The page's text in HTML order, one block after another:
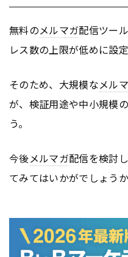
無料のメルマガ配信ツー
レス数の上限が低めに設
そのため、大規模なメル
が、検証用途や中小規模
う。
今後メルマガ配信を検討
てみてはいかがでしょうか